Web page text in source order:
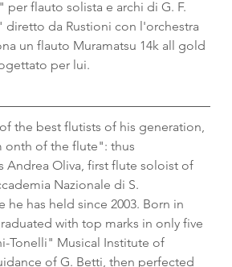
per flauto solista e archi di G. F.
diretto da Rustioni con l'orchestra
un flauto Muramatsu 14k all gold
per lui.
the best flutists of his generation,
onth of the flute": thus
Andrea Oliva, first flute soloist of
Nazionale di S.
he has held since 2003. Born in
with top marks in only five
Tonelli" Musical Institute of
of G. Betti, then perfected